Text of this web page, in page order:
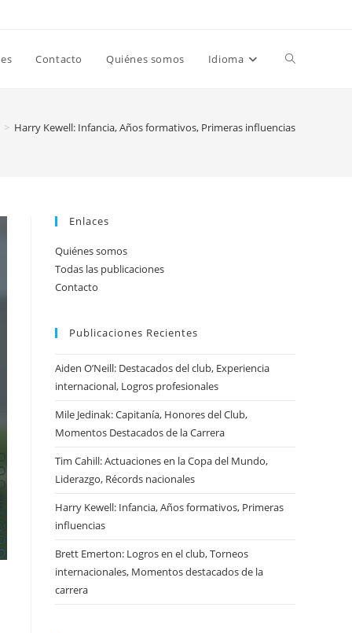
Contacto Quiénes somos Idioma Toggle
> Harry Kewell: Infancia, Años formativos, Primeras influencias
Enlaces
Quiénes somos
Todas las publicaciones
Contacto
Publicaciones Recientes
Aiden O’Neill: Destacados del club, Experiencia
internacional, Logros profesionales
Mile Jedinak: Capitanía, Honores del Club,
Momentos Destacados de la Carrera
Tim Cahill: Actuaciones en la Copa del Mundo,
Liderazgo, Récords nacionales
Harry Kewell: Infancia, Años formativos, Primeras
influencias
Brett Emerton: Logros en el club, Torneos
internacionales, Momentos destacados de la
carrera